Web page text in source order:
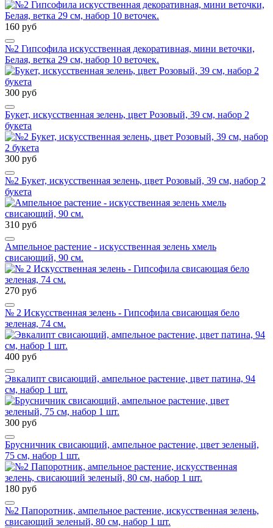
160 руб
№2 Гипсофила искусственная декоративная, мини веточки,
Белая, ветка 29 см, набор 10 веточек.
300 руб
Букет, искусственная зелень, цвет Розовый, 39 см, набор 2
букета
300 руб
№2 Букет, искусственная зелень, цвет Розовый, 39 см, набор 2
букета
310 руб
Ампельное растение - искусственная зелень хмель
свисающий, 90 см.
270 руб
№ 2 Искусственная зелень - Гипсофила свисающая бело
зеленая, 74 см.
400 руб
Эвкалипт свисающий, ампельное растение, цвет патина, 94
см, набор 1 шт.
300 руб
Брусничник свисающий, ампельное растение, цвет зеленый,
75 см, набор 1 шт.
180 руб
№2 Папоротник, ампельное растение, искусственная зелень,
свисающий зеленый, 80 см, набор 1 шт.